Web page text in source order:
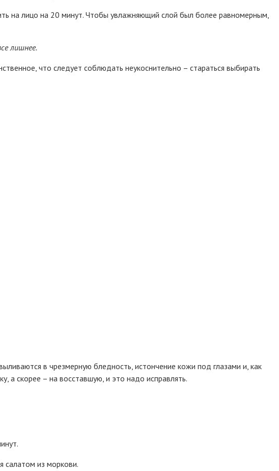
на лицо на 20 минут. Чтобы увлажняющий слой был более равномерным,
лишнее.
что следует соблюдать неукоснительно – стараться выбирать
в чрезмерную бледность, истончение кожи под глазами и, как
а скорее – на восставшую, и это надо исправлять.
салатом из моркови.